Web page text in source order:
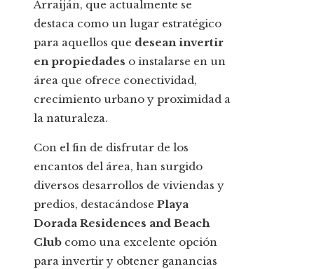
Arraiján, que actualmente se
destaca como un lugar estratégico
para aquellos que desean invertir
en propiedades o instalarse en un
área que ofrece conectividad,
crecimiento urbano y proximidad a
la naturaleza.
Con el fin de disfrutar de los
encantos del área, han surgido
diversos desarrollos de viviendas y
predios, destacándose Playa
Dorada Residences and Beach
Club como una excelente opción
para invertir y obtener ganancias